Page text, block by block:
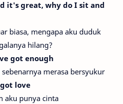
it's great, why do I sit and
biasa, mengapa aku duduk
hilang?
got enough
merasa bersyukur
love
aku punya cinta